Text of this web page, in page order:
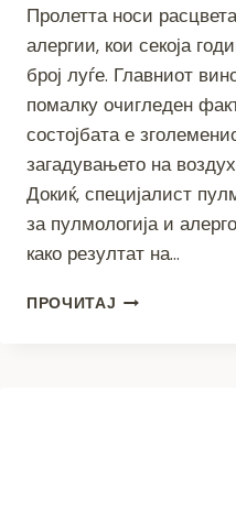
Пролетта носи
алергии, кои секоја
број луѓе. Главниот
помалку очигледен
состојбата е
загадувањето на
Докиќ, специјалист
за пулмологија и
како резултат на…
ПРОЧИТАЈ ОПАСНА